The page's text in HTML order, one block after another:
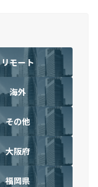
リモート
海外
その他
大阪府
福岡県